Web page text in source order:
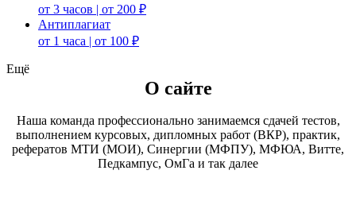
от 3 часов | от 200 ₽
Антиплагиат
от 1 часа | от 100 ₽
Ещё
О сайте
Наша команда профессионально занимаемся сдачей тестов,
выполнением курсовых, дипломных работ (ВКР), практик,
рефератов МТИ (МОИ), Синергии (МФПУ), МФЮА, Витте,
Педкампус, ОмГа и так далее